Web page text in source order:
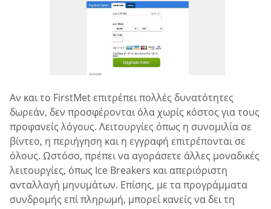
Αν και το FirstMet επιτρέπει πολλές δυνατότητες
δωρεάν, δεν προσφέρονται όλα χωρίς κόστος για τους
προφανείς λόγους. Λειτουργίες όπως η συνομιλία σε
βίντεο, η περιήγηση και η εγγραφή επιτρέπονται σε
όλους. Ωστόσο, πρέπει να αγοράσετε άλλες μοναδικές
λειτουργίες, όπως Ice Breakers και απεριόριστη
ανταλλαγή μηνυμάτων. Επίσης, με τα προγράμματα
συνδρομής επί πληρωμή, μπορεί κανείς να δει τη